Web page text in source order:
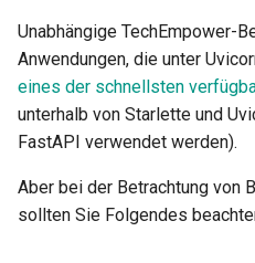
FastAPI CLI
Editor-Unterstützung
Deployment
How-To – Rezepte
Dependencies - Depends()
and Security()
APIRouter class
Background Tasks -
BackgroundTasks
FastAPI and friends
newsletter
Unabhängige TechEmpower-
Anwendungen, die unter
eines der schnellsten
unterhalb von Starlette und
FastAPI verwendet werden).
Aber bei der Betrachtung von
sollten Sie Folgendes